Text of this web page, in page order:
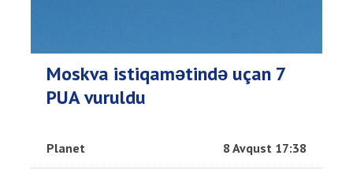
Moskva istiqamətində uçan 7
PUA vuruldu
Planet 8 Avqust 17:38